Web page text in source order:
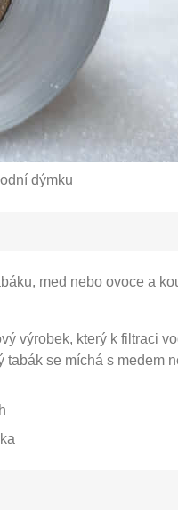
dýmku
med nebo ovoce a
výrobek, který k filtraci
se míchá s medem